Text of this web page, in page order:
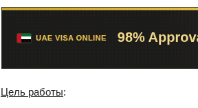
Цель работы: